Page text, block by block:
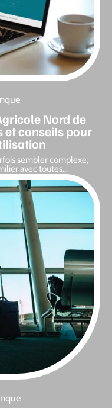
Nord de
et conseils pour
sembler complexe,
avec toutes…